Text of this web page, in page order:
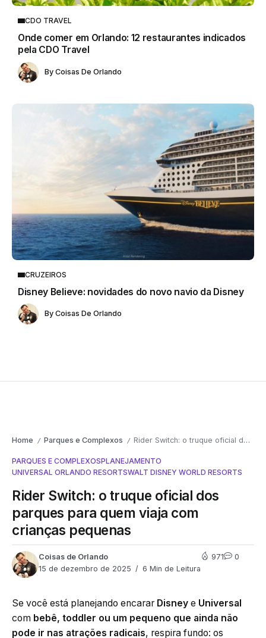
CDO TRAVEL
Onde comer em Orlando: 12 restaurantes indicados
pela CDO Travel
By Coisas De Orlando
CRUZEIROS
Disney Believe: novidades do novo navio da Disney
By Coisas De Orlando
Home / Parques e Complexos / Rider Switch: o truque oficial dos parques para quem viaja com crianças pequenas
PARQUES E COMPLEXOSPLANEJAMENTO
UNIVERSAL ORLANDO RESORTSWALT DISNEY WORLD RESORTS
Rider Switch: o truque oficial dos
parques para quem viaja com
crianças pequenas
Coisas de Orlando
15 de dezembro de 2025
6 Min de Leitura
971 0
Se você está planejando encarar Disney e Universal
com bebê, toddler ou um pequeno que ainda não
pode ir nas atrações radicais, respira fundo: os